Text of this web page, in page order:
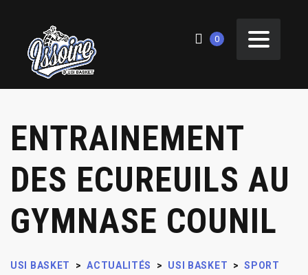
0
ENTRAINEMENT
DES ECUREUILS AU
GYMNASE COUNIL
USI BASKET > ACTUALITÉS > USI BASKET > SPORT